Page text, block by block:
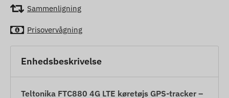
Sammenligning
Prisovervågning
Enhedsbeskrivelse
Teltonika FTC880 4G LTE køretøjs GPS-tracker –